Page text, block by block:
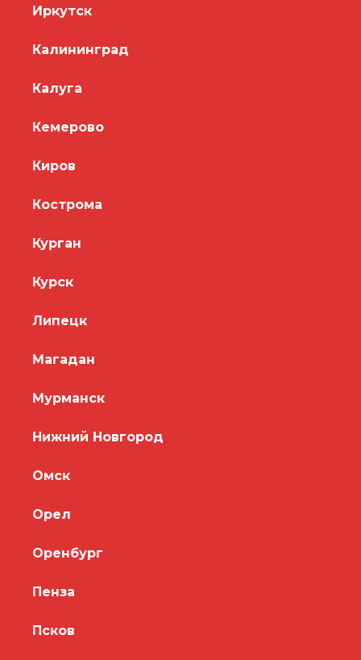
Иркутск
Калининград
Калуга
Кемерово
Киров
Кострома
Курган
Курск
Липецк
Магадан
Мурманск
Нижний Новгород
Омск
Орел
Оренбург
Пенза
Псков